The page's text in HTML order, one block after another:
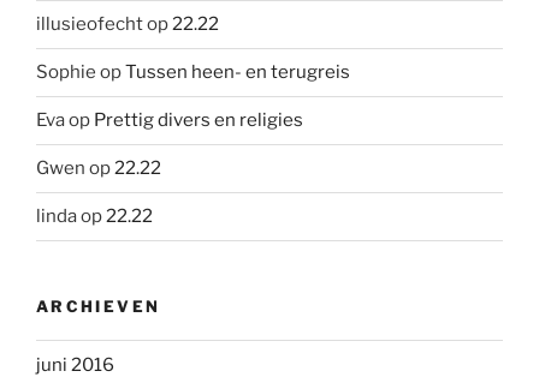
illusieofechtop22.22
Sophie opTussen heen- en terugreis
Evaop Prettig divers en religies
Gwen op22.22
lindaop22.22
ARCHIEVEN
juni 2016